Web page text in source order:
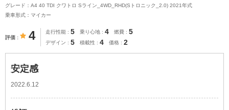
グレード：A4 40 TDI クワトロ Sライン_4WD_RHD(Sトロニック_2.0) 2021年式
乗車形式：マイカー
評価 4 走行性能 5 乗り心地 4 燃費 5
デザイン 5 積載性 4 価格 2
安定感
2022.6.12